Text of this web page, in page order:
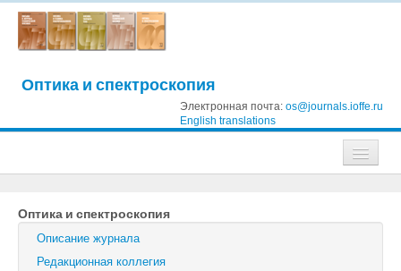
Оптика и спектроскопия
Электронная почта: os@journals.ioffe.ru
English translations
Журнал технической физики
Письма в Журнал технической физики
Оптика и спектроскопия
Описание журнала
Редакционная коллегия